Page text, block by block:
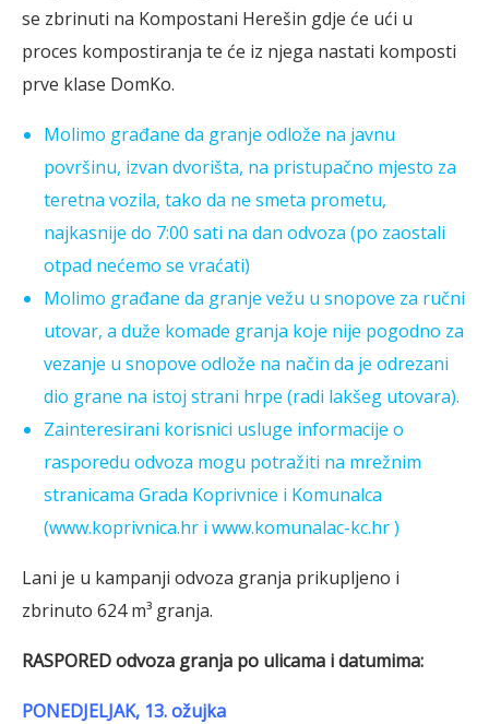
se zbrinuti na Kompostani Herešin gdje će ući u
proces kompostiranja te će iz njega nastati komposti
prve klase DomKo.
Molimo građane da granje odlože na javnu
površinu, izvan dvorišta, na pristupačno mjesto za
teretna vozila, tako da ne smeta prometu,
najkasnije do 7:00 sati na dan odvoza (po zaostali
otpad nećemo se vraćati)
Molimo građane da granje vežu u snopove za ručni
utovar, a duže komade granja koje nije pogodno za
vezanje u snopove odlože na način da je odrezani
dio grane na istoj strani hrpe (radi lakšeg utovara).
Zainteresirani korisnici usluge informacije o
rasporedu odvoza mogu potražiti na mrežnim
stranicama Grada Koprivnice i Komunalca
(www.koprivnica.hr i www.komunalac-kc.hr )
Lani je u kampanji odvoza granja prikupljeno i
zbrinuto 624 m³ granja.
RASPORED odvoza granja po ulicama i datumima:
PONEDJELJAK, 13. ožujka